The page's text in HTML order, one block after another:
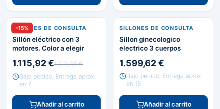
-15%
SILLONES DE CONSULTA
Sillón eléctrico con 3
motores. Color a elegir
1.115,92 €1.312,85 €
Bajo pedido, Entrega aprox.
en 7
Añadir al carrito
SILLONES DE CONSULTA
Sillon ginecologico
electrico 3 cuerpos
1.599,62 €
Bajo pedido, Entrega aprox.
en 15
Añadir al carrito